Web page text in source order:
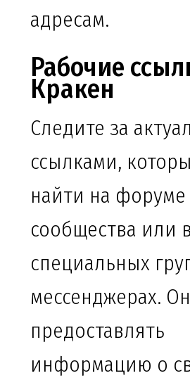
адресам.
Рабочие
Кракен
Следите за
ссылками,
найти на форуме
сообщества или в
специальных
мессенджерах.
предоставлять
информацию о